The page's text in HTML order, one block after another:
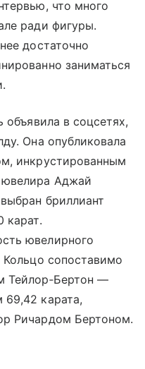
что много
ради фигуры.
достаточно
заниматься
объявила в соцсетях,
Она опубликовала
инкрустированным
Аджай
бриллиант
карат.
ювелирного
Кольцо сопоставимо
Тейлор‑Бертон —
карата,
Ричардом Бертоном.